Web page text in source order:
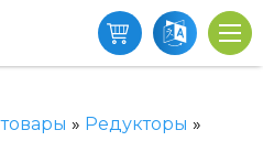
» Редукторы »